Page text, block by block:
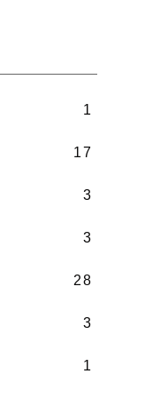
1
17
3
3
28
3
1